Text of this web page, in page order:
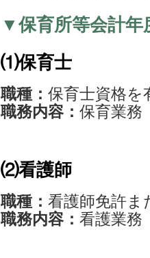
▼保育所等会計年
⑴保育士
職種： 保育士資格を
職務内容： 保育業務
⑵看護師
職種： 看護師免許ま
職務内容： 看護業務